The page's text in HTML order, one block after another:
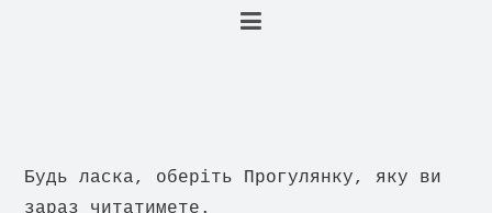
Будь ласка, оберіть Прогулянку, яку ви
зараз читатимете.